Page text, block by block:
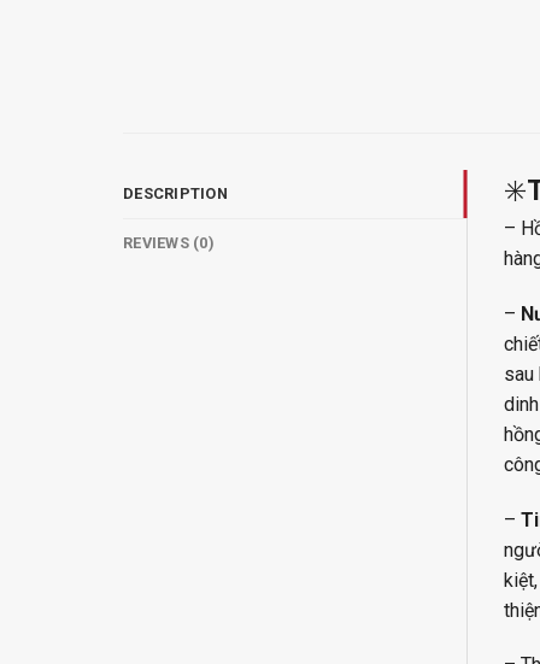
DESCRIPTION
REVIEWS (0)
✳️
–
–
sau
–